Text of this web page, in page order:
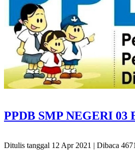
PPDB SMP NEGERI 03
Ditulis tanggal 12 Apr 2021 | Dibaca